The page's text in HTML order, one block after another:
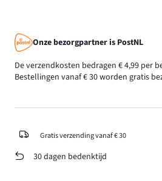
Onze bezorgpartner is PostNL
De verzendkosten bedragen € 4,99 per
Bestellingen vanaf € 30 worden gratis
Gratis verzending vanaf € 30
30 dagen bedenktijd